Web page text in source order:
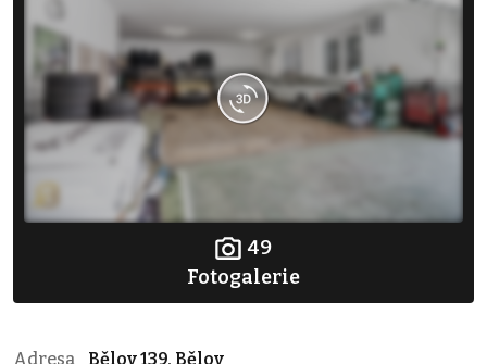
49
Fotogalerie
Adresa
Bělov 139, Bělov